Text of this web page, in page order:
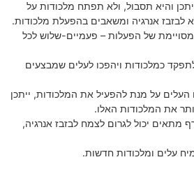
והיא תסבול, ולא תפתח מלכודות על
לבזבז אנרגיה ומשאבים בהפעלת מלכודות.
של הפעלות – פעמיים-שלוש לכל
כמלכודות ויהפכו לעלים שמבצעים
על מנת להפעיל את המלכודות, ייתכן
את המלכודות האלו.
מתאים יכול לגרום לצמח לבזבז אנרגיה,
עלים ומלכודות חדשות.